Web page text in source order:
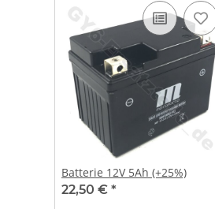
Batterie 12V 5Ah (+25%)
22,50 € *